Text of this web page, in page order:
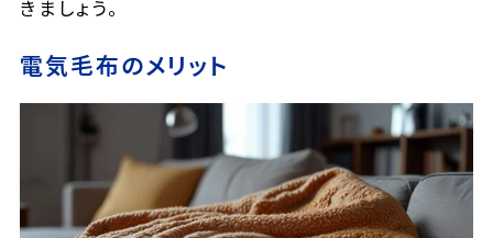
きましょう。
電気毛布のメリット